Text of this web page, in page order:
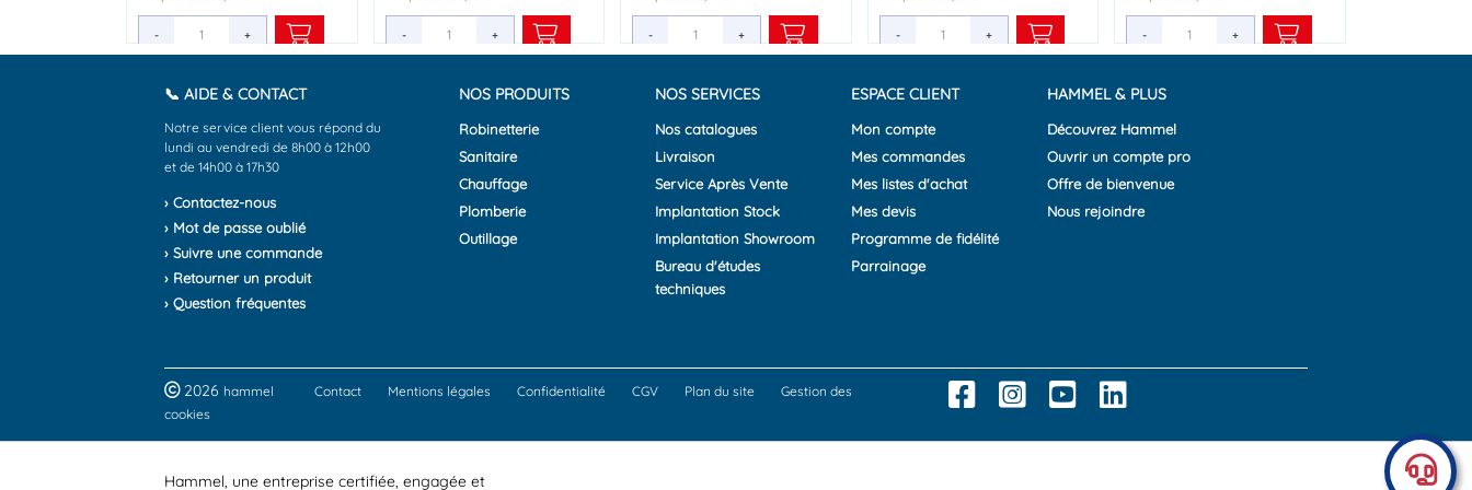
- + - + - + - + - +
- + - + - + - + - +
- + - + - + - +
📞 AIDE & CONTACT
Notre service client vous répond du
lundi au vendredi de 8h00 à 12h00
et de 14h00 à 17h30
› Contactez-nous
› Mot de passe oublié
› Suivre une commande
› Retourner un produit
› Question fréquentes
NOS PRODUITS
Robinetterie
Sanitaire
Chauffage
Plomberie
Outillage
NOS SERVICES
Nos catalogues
Livraison
Service Après Vente
Implantation Stock
Implantation Showroom
Bureau d'études
techniques
ESPACE CLIENT
Mon compte
Mes commandes
Mes listes d'achat
Mes devis
Programme de fidélité
Parrainage
HAMMEL & PLUS
Découvrez Hammel
Ouvrir un compte pro
Offre de bienvenue
Nous rejoindre
2026 hammel Contact Mentions légales Confidentialité CGV Plan du site
Gestion des
cookies
Hammel, une entreprise certifiée, engagée et